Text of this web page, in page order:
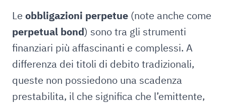
Le obbligazioni perpetue (note anche come
perpetual bond) sono tra gli strumenti
finanziari più affascinanti e complessi. A
differenza dei titoli di debito tradizionali,
queste non possiedono una scadenza
prestabilita, il che significa che l’emittente,